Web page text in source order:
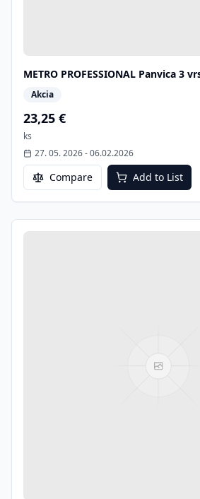
METRO PROFESSIONAL Panvica 3
Akcia
23,25 €
ks
27. 05. 2026-06.02.2026
Compare Add to List